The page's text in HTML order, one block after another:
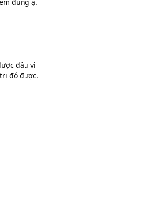
đúng ạ.
đâu vì
đó được.